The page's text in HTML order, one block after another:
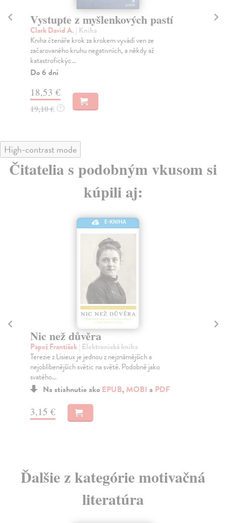
Vystupte z myšlenkových pastí
Clark David A. | Kniha
Kniha čtenáře krok za krokem vyvádí ven ze
začarovaného kruhu negativních, a někdy až
katastrofickýc...
Do 6 dní
18,53 €
19,10 € ?
High-contrast mode
Čitatelia s podobným vkusom si
kúpili aj:
E-KNIHA
Nic než důvěra
Papež František| Elektronická kniha
Terezie z Lisieux je jednou z nejznámějších a
nejoblíbenějších světic na světě. Podobně jako
svatého...
Na stiahnutie ako EPUB,MOBI a PDF
3,15 €
Ďalšie z kategórie motivačná
literatúra